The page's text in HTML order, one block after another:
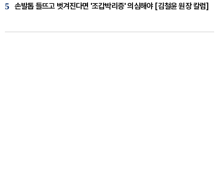
5 손발톱 들뜨고 벗겨진다면 '조갑박리증' 의심해야 [김철윤 원장 칼럼]